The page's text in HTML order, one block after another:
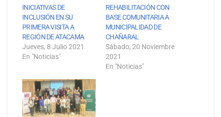
INICIATIVAS DE
INCLUSIÓN EN SU
PRIMERA VISITA A
REGIÓN DE ATACAMA
Jueves, 8 Julio 2021
En "Noticias"
REHABILITACIÓN CON
BASE COMUNITARIA A
MUNICIPALIDAD DE
CHAÑARAL
Sábado, 20 Noviembre
2021
En "Noticias"